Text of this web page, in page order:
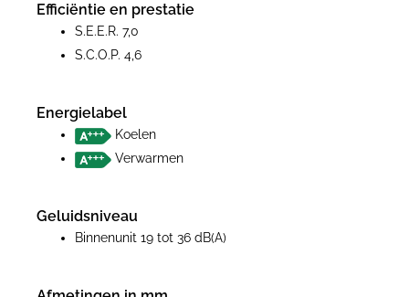
Efficiëntie en prestatie
S.E.E.R. 7,0
S.C.O.P. 4,6
Energielabel
Koelen
Verwarmen
Geluidsniveau
Binnenunit 19 tot 36 dB(A)